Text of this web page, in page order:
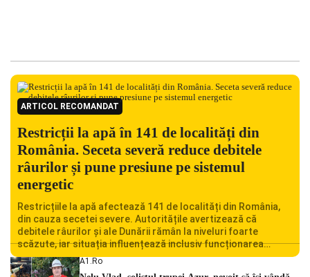
ARTICOL RECOMANDAT
Restricții la apă în 141 de localități din
România. Seceta severă reduce debitele
râurilor și pune presiune pe sistemul
energetic
Restricțiile la apă afectează 141 de localități din România,
din cauza secetei severe. Autoritățile avertizează că
debitele râurilor și ale Dunării rămân la niveluri foarte
scăzute, iar situația influențează inclusiv funcționarea
Centralei Nucleare de la Cernavodă. România se confruntă
cu una dintre cele mai dificile perioade din punct de vedere
A1.ro